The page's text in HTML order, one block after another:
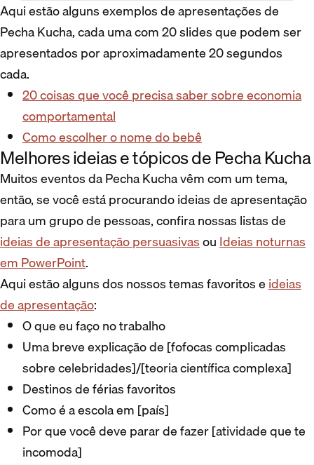
Aqui estão alguns exemplos de apresentações de
Pecha Kucha, cada uma com 20 slides que podem ser
apresentados por aproximadamente 20 segundos
cada.
20 coisas que você precisa saber sobre economia
comportamental
Como escolher o nome do bebê
Melhores ideias e tópicos de Pecha Kucha
Muitos eventos da Pecha Kucha vêm com um tema,
então, se você está procurando ideias de apresentação
para um grupo de pessoas, confira nossas listas de
ideias de apresentação persuasivasouIdeias noturnas
em PowerPoint.
Aqui estão alguns dos nossos temas favoritos eideias
de apresentação:
O que eu faço no trabalho
Uma breve explicação de [fofocas complicadas
sobre celebridades]/[teoria científica complexa]
Destinos de férias favoritos
Como é a escola em [país]
Por que você deve parar de fazer [atividade que te
incomoda]